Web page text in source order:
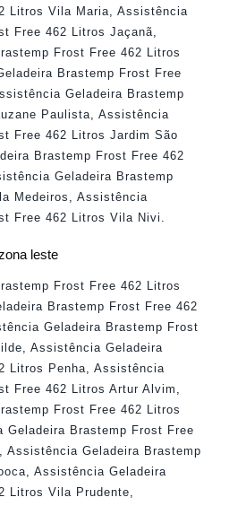
Litros Vila Maria
Assistência
Free 462 Litros Jaçanã
Frost Free 462 Litros
Brastemp Frost Free
Geladeira Brastemp
Paulista
Assistência
Free 462 Litros Jardim São
Brastemp Frost Free 462
Geladeira Brastemp
Medeiros
Assistência
Free 462 Litros Vila Nivi
leste
Frost Free 462 Litros
Brastemp Frost Free 462
Geladeira Brastemp Frost
, Assistência Geladeira
Litros Penha, Assistência
Free 462 Litros Artur Alvim ,
Frost Free 462 Litros
Geladeira Brastemp Frost Free
, Assistência Geladeira Brastemp
, Assistência Geladeira
Litros Vila Prudente,